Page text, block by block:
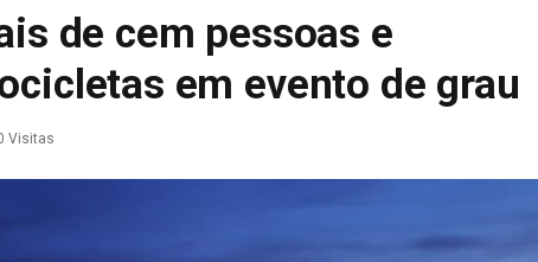
de cem pessoas e
em evento de grau
Visitas